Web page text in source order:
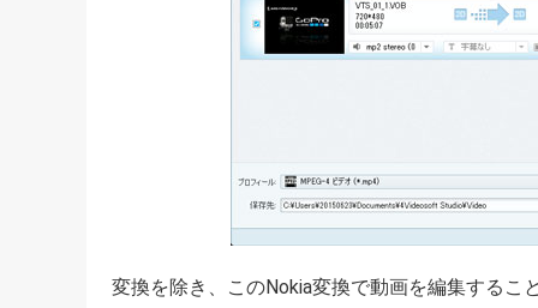
変換を除き、このNokia変換で動画を編集する